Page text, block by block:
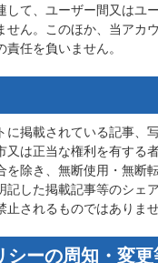
して、ユーザー間又はユ
せん。このほか、当アカ
責任を負いません。
に掲載されている記事、
又は正当な権利を有する
を除き、無断使用・無断
記した掲載記事等のシェ
止されるものではありませ
シーの周知・変更